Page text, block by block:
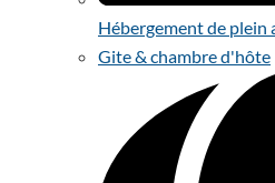
Hébergement de plein
Gite & chambre d'hôte